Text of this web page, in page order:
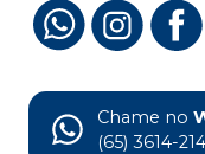
Chame no
(65) 3614-